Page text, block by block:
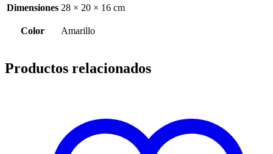
Dimensiones 28 × 20 × 16 cm
Color Amarillo
Productos relacionados